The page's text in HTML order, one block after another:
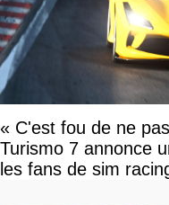
« C'est fou de ne
Turismo 7 annonce
les fans de sim